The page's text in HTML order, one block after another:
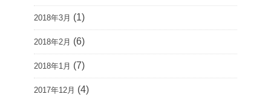
2018年3月 (1)
2018年2月 (6)
2018年1月 (7)
2017年12月 (4)